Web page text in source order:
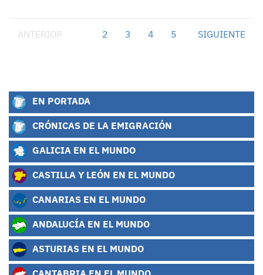
ANTERIOR 2 3 4 5 SIGUIENTE
EN PORTADA
CRÓNICAS DE LA EMIGRACIÓN
GALICIA EN EL MUNDO
CASTILLA Y LEÓN EN EL MUNDO
CANARIAS EN EL MUNDO
ANDALUCÍA EN EL MUNDO
ASTURIAS EN EL MUNDO